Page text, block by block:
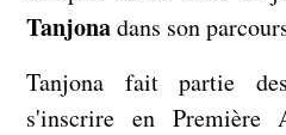
Tanjonadans son
Tanjona fait partie
s'inscrire en Première